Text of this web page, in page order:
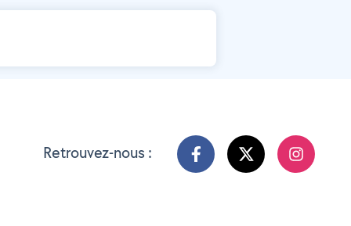
Retrouvez-nous :